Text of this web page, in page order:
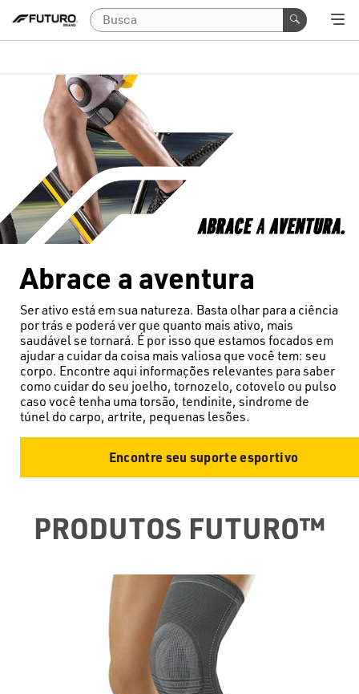
Abrace a aventura
Ser ativo está em sua natureza. Basta olhar para a ciência
por trás e poderá ver que quanto mais ativo, mais
saudável se tornará. É por isso que estamos focados em
ajudar a cuidar da coisa mais valiosa que você tem: seu
corpo. Encontre aqui informações relevantes para saber
como cuidar do seu joelho, tornozelo, cotovelo ou pulso
caso você tenha uma torsão, tendinite, sindrome de
túnel do carpo, artrite, pequenas lesões.
Encontre seu suporte esportivo
PRODUTOS FUTURO™